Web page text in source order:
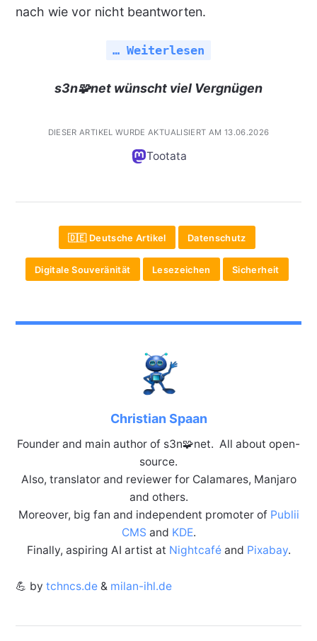
nach wie vor nicht beantworten.
… Weiterlesen
s3n🧩net wünscht viel Vergnügen
DIESER ARTIKEL WURDE AKTUALISIERT AM 13.06.2026
Tootata
🇩🇪 Deutsche Artikel Datenschutz
Digitale Souveränität Lesezeichen Sicherheit
Christian Spaan
Founder and main author of s3n🧩net. All about open-
source.
Also, translator and reviewer for Calamares, Manjaro
and others.
Moreover, big fan and independent promoter of Publii
CMS and KDE.
Finally, aspiring AI artist at Nightcaféand Pixabay.
💪 by tchncs.de& milan-ihl.de